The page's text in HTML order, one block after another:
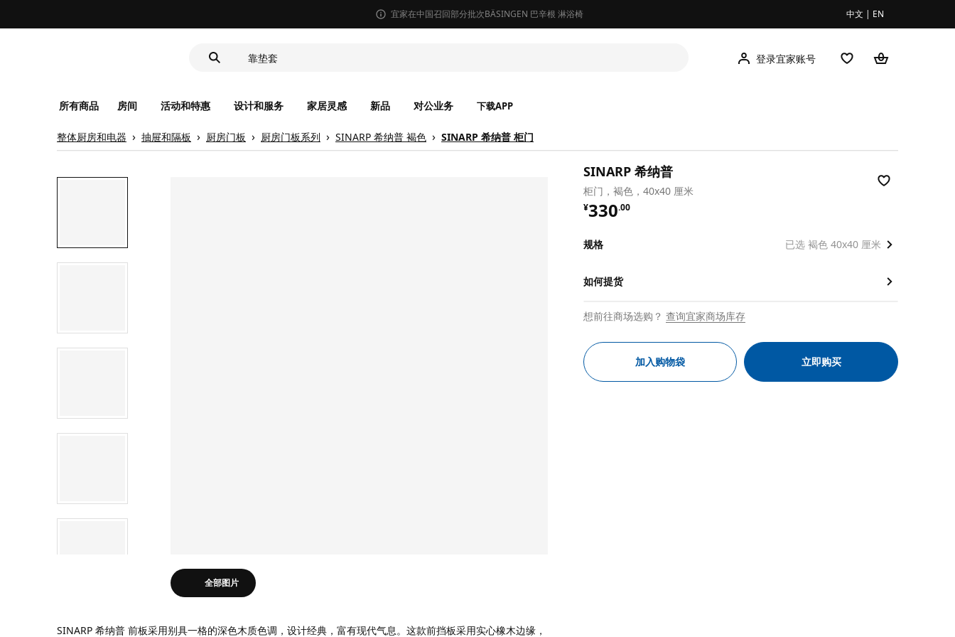
宜家在中国召回部分批次BÄSINGEN 巴辛根 淋浴椅 中文 | EN
靠垫套
食品盒
登录宜家账号
所有商品 房间 活动和特惠 设计和服务 家居灵感 新品 对公业务 下载APP
整体厨房和电器 抽屉和隔板 厨房门板 厨房门板系列 SINARP 希纳普 褐色 SINARP 希纳普 柜门
全部图片
SINARP 希纳普 前板采用别具一格的深色木质色调，设计经典，富有现代气息。这款前挡板采用实心橡木边缘，
SINARP 希纳普
柜门，褐色，40x40 厘米
¥330.00
¥ 330.00
规格 已选 褐色 40x40 厘米
如何提货
想前往商场选购？ 查询宜家商场库存
加入购物袋 立即购买